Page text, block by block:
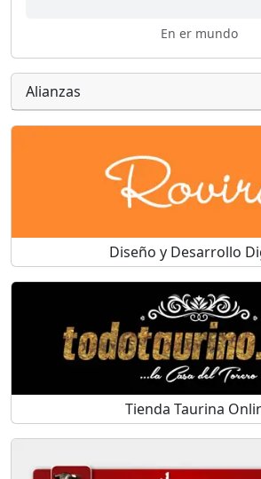
En er mundo
Alianzas
Diseño y Desarrollo
Tienda Taurina